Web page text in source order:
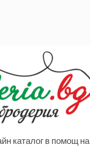
каталог в помощ